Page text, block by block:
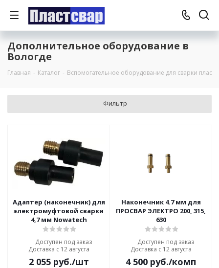
Дополнительное оборудование в
Вологде
Главная - Каталог - Вспомогательное оборудование для сварки
Фильтр
Адаптер (наконечник) для
электромуфтовой сварки
4,7 мм Nowatech
Доступен под заказ
Доставка с 12 августа
2 055руб./шт
Наконечник 4.7 мм для
ПРОСВАР ЭЛЕКТРО 200, 315,
630
Доступен под заказ
Доставка с 12 августа
4 500 руб./комп